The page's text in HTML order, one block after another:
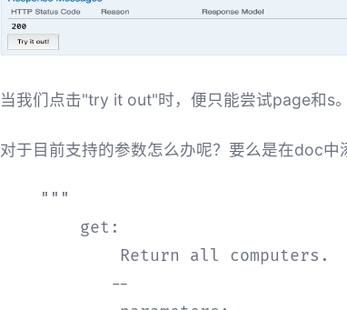
当我们点击"try it out"时，便只能尝试page和s。
对于目前支持的参数怎么办呢？要么是在doc中
    """
        get:
            Return all computers.
           --